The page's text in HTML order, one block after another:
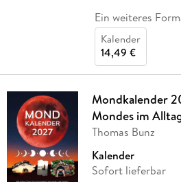
Ein weiteres
Kalender
14,49 €
Mondkalender
Mondes im
Thomas Bunz
Kalender
Sofort lieferbar